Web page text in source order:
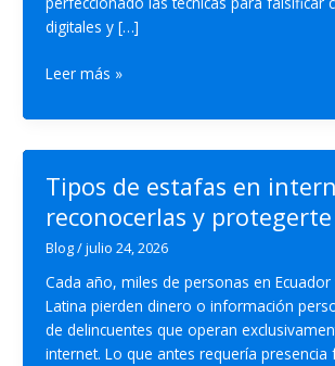
digitales y […]
¿Cómo
si
es
falsa
en
Ecuador?
Leer más »
Tipos de estafas en
reconocerlas y protegerte
Blog/julio 24, 2026
Cada año, miles de personas en Ecuador
Latina pierden dinero o información
de delincuentes que operan
internet. Lo que antes requería presencia